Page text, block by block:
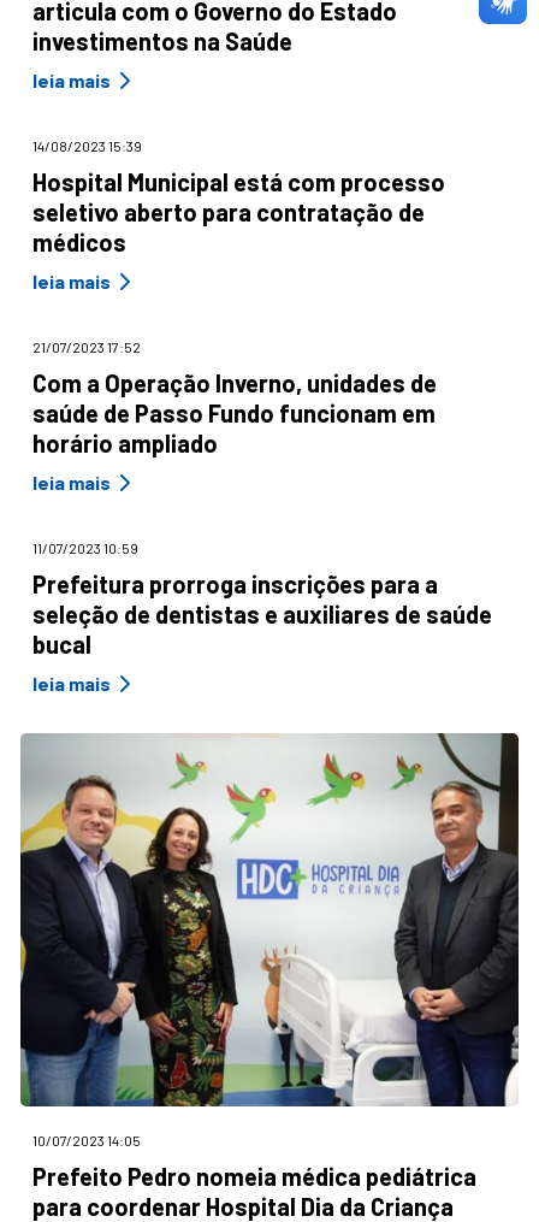
articula com o Governo do Estado
investimentos na Saúde
leia mais
14/08/2023 15:39
Hospital Municipal está com processo
seletivo aberto para contratação de
médicos
leia mais
21/07/2023 17:52
Com a Operação Inverno, unidades de
saúde de Passo Fundo funcionam em
horário ampliado
leia mais
11/07/2023 10:59
Prefeitura prorroga inscrições para a
seleção de dentistas e auxiliares de saúde
bucal
leia mais
10/07/2023 14:05
Prefeito Pedro nomeia médica pediátrica
para coordenar Hospital Dia da Criança